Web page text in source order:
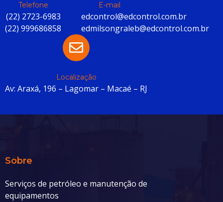
Telefone
(22) 2723-6983
(22) 999686858
E-mail
edcontrol@edcontrol.com.br
edmilsongraleb@edcontrol.com.br
Localização
Av: Araxá, 196 – Lagomar – Macaé – RJ
Sobre
Serviços de petróleo e manutenção de
equipamentos